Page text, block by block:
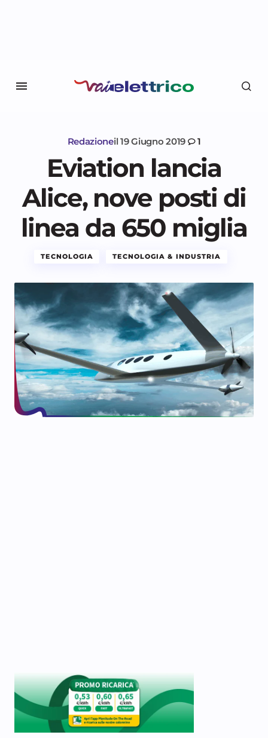
Redazioneil 19 Giugno 2019 1
Eviation lancia
Alice, nove posti di
linea da 650 miglia
TECNOLOGIA TECNOLOGIA & INDUSTRIA